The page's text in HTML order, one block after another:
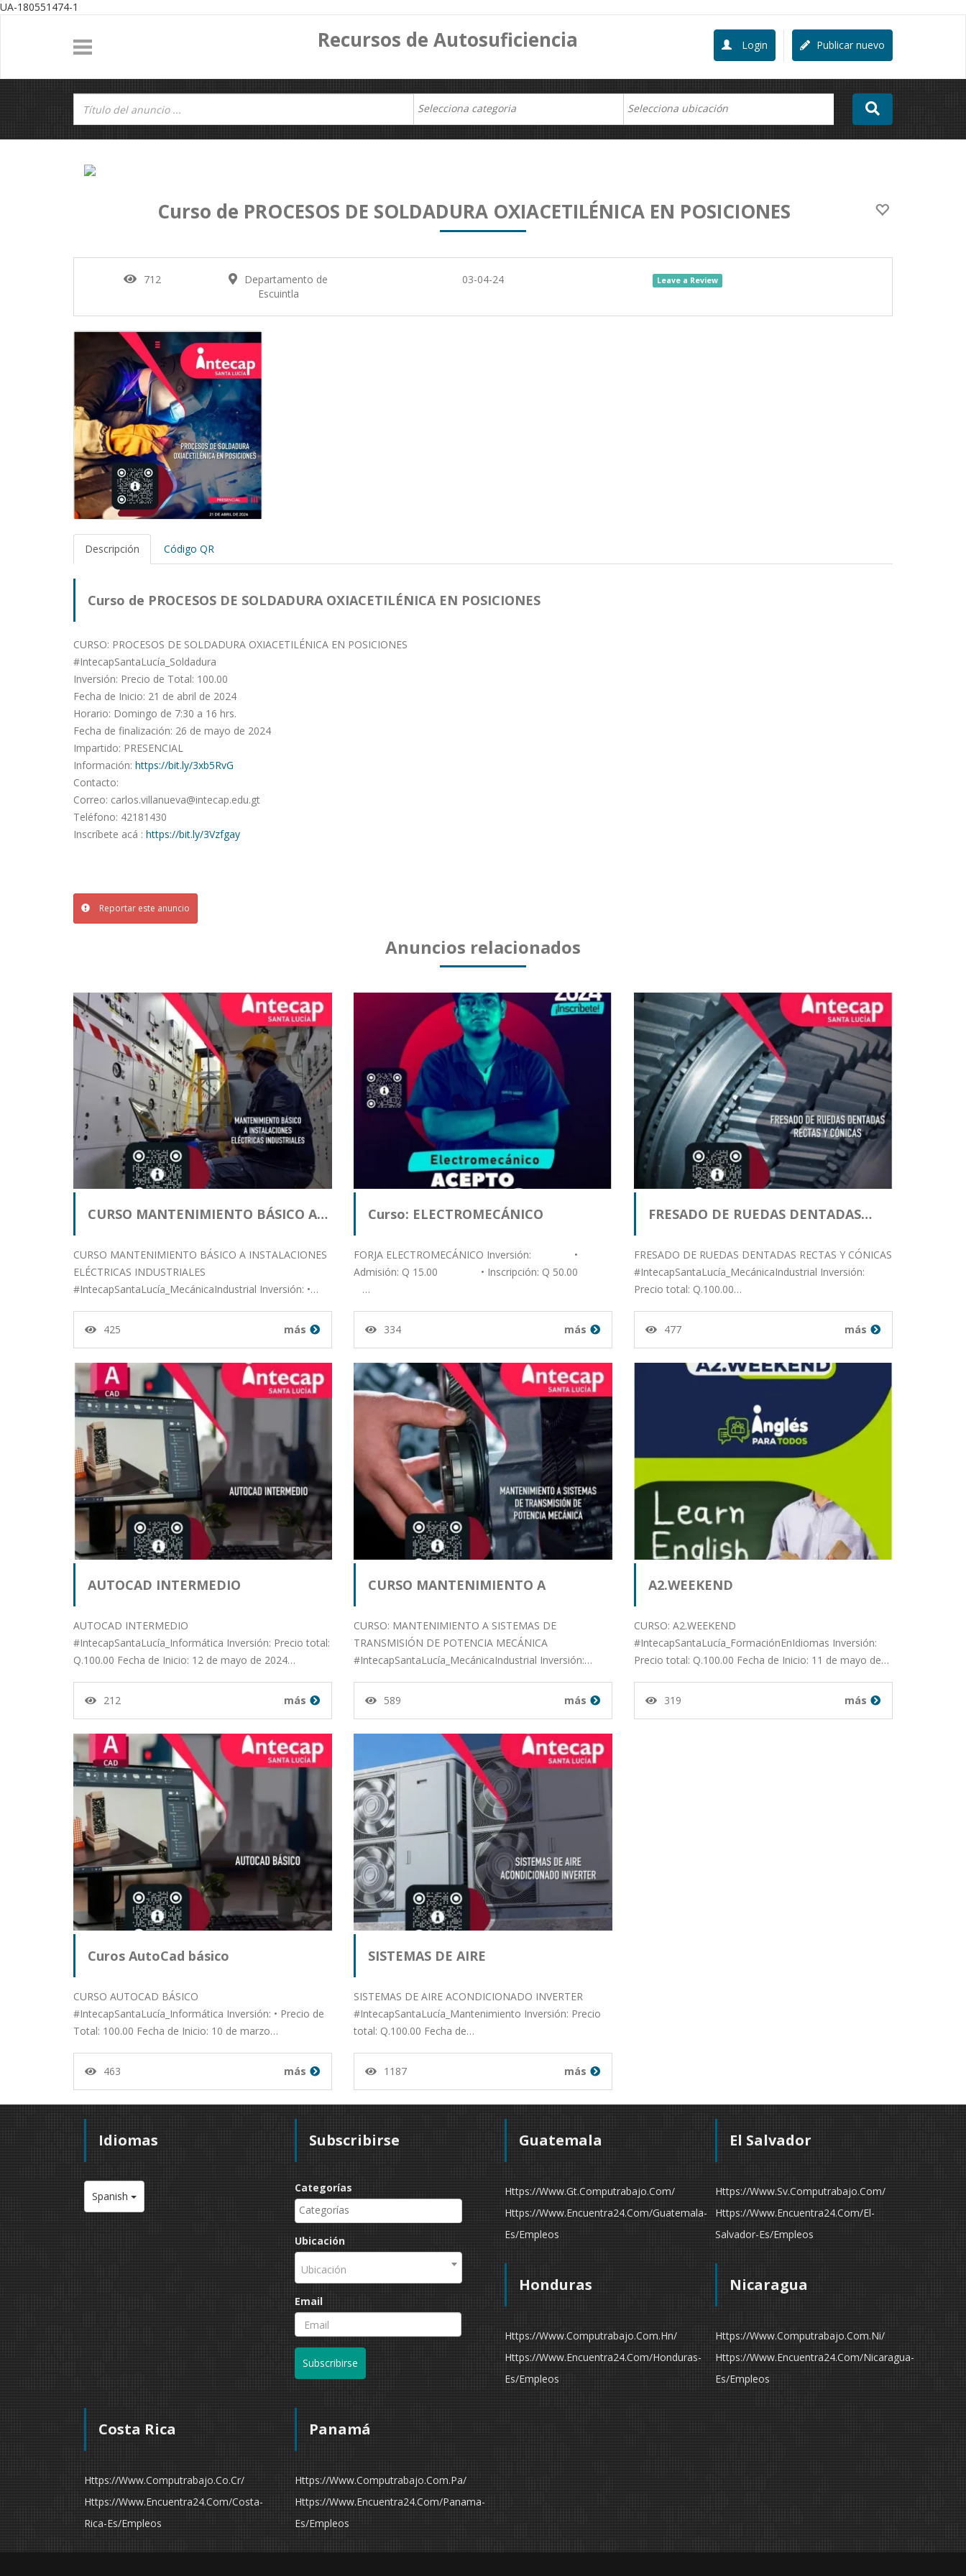
UA-180551474-1
Recursos de Autosuficiencia Publicar nuevo
Login
Curso de PROCESOS DE SOLDADURA OXIACETILÉNICA EN POSICIONES
712
Departamento de
Escuintla
03-04-24 Leave a Review
Descripción Código QR
Curso de PROCESOS DE SOLDADURA OXIACETILÉNICA EN POSICIONES
CURSO: PROCESOS DE SOLDADURA OXIACETILÉNICA EN POSICIONES
#IntecapSantaLucía_Soldadura
Inversión: Precio de Total: 100.00
Fecha de Inicio: 21 de abril de 2024
Horario: Domingo de 7:30 a 16 hrs.
Fecha de finalización: 26 de mayo de 2024
Impartido: PRESENCIAL
Información: https://bit.ly/3xb5RvG
Contacto:
Correo: carlos.villanueva@intecap.edu.gt
Teléfono: 42181430
Inscríbete acá : https://bit.ly/3Vzfgay
Reportar este anuncio
Anuncios relacionados
CURSO MANTENIMIENTO BÁSICO A…
CURSO MANTENIMIENTO BÁSICO A INSTALACIONES
ELÉCTRICAS INDUSTRIALES
#IntecapSantaLucía_MecánicaIndustrial Inversión: •…
425 más
Curso: ELECTROMECÁNICO
FORJA ELECTROMECÁNICO Inversión: •
Admisión: Q 15.00 • Inscripción: Q 50.00
…
334 más
FRESADO DE RUEDAS DENTADAS…
FRESADO DE RUEDAS DENTADAS RECTAS Y CÓNICAS
#IntecapSantaLucía_MecánicaIndustrial Inversión:
Precio total: Q.100.00…
477 más
AUTOCAD INTERMEDIO
AUTOCAD INTERMEDIO
#IntecapSantaLucía_Informática Inversión: Precio total:
Q.100.00 Fecha de Inicio: 12 de mayo de 2024…
212 más
CURSO MANTENIMIENTO A
SISTEMAS…
CURSO: MANTENIMIENTO A SISTEMAS DE
TRANSMISIÓN DE POTENCIA MECÁNICA
#IntecapSantaLucía_MecánicaIndustrial Inversión:…
589 más
A2.WEEKEND
CURSO: A2.WEEKEND
#IntecapSantaLucía_FormaciónEnIdiomas Inversión:
Precio total: Q.100.00 Fecha de Inicio: 11 de mayo de…
319 más
Curos AutoCad básico
CURSO AUTOCAD BÁSICO
#IntecapSantaLucía_Informática Inversión: • Precio de
Total: 100.00 Fecha de Inicio: 10 de marzo…
463 más
SISTEMAS DE AIRE
ACONDICIONADO…
SISTEMAS DE AIRE ACONDICIONADO INVERTER
#IntecapSantaLucía_Mantenimiento Inversión: Precio
total: Q.100.00 Fecha de…
1187 más
Idiomas
Spanish
Subscribirse
Categorías
Ubicación
Ubicación
Email
Subscribirse
Guatemala
Https://www.gt.computrabajo.com/
Https://www.encuentra24.com/guatemala-
Es/empleos
El Salvador
Https://www.sv.computrabajo.com/
Https://www.encuentra24.com/el-
Salvador-Es/empleos
Honduras
Https://www.computrabajo.com.hn/
Https://www.encuentra24.com/honduras-
Es/empleos
Nicaragua
Https://www.computrabajo.com.ni/
Https://www.encuentra24.com/nicaragua-
Es/empleos
Costa Rica
Https://www.computrabajo.co.cr/
Https://www.encuentra24.com/costa-
Rica-Es/empleos
Panamá
Https://www.computrabajo.com.pa/
Https://www.encuentra24.com/panama-
Es/empleos